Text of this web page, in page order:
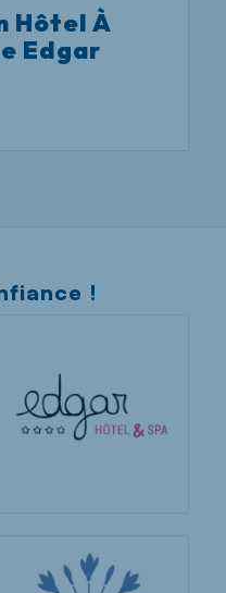
Hôtel À
Edgar
!